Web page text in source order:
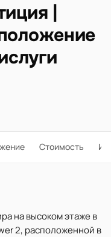
|
Стоимость
на высоком этаже в
2, расположенной в